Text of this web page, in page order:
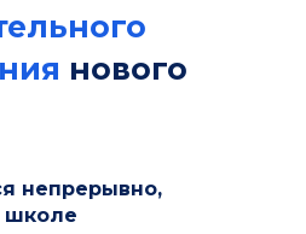
нового
непрерывно,
школе